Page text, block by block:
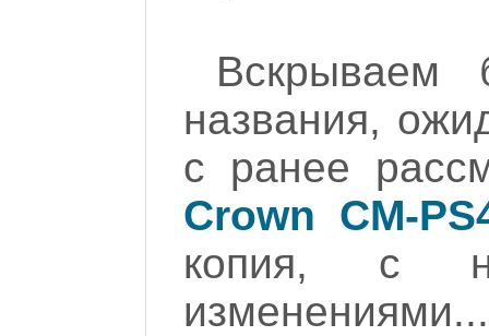
Вскрываем
названия,
с ранее
Crown CM-
копия, с
изменениями...